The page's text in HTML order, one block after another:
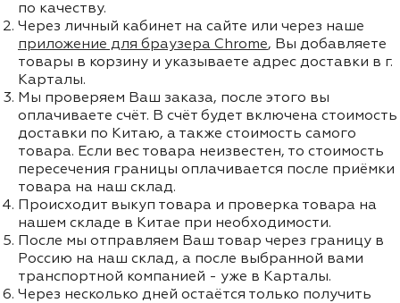
по качеству.
Через личный кабинет на сайте или через наше
приложение для браузера Chrome, Вы добавляете
товары в корзину и указываете адрес доставки в г.
Карталы.
Мы проверяем Ваш заказа, после этого вы
оплачиваете счёт. В счёт будет включена стоимость
доставки по Китаю, а также стоимость самого
товара. Если вес товара неизвестен, то стоимость
пересечения границы оплачивается после приёмки
товара на наш склад.
Происходит выкуп товара и проверка товара на
нашем складе в Китае при необходимости.
После мы отправляем Ваш товар через границу в
Россию на наш склад, а после выбранной вами
транспортной компанией - уже в Карталы.
Через несколько дней остаётся только получить